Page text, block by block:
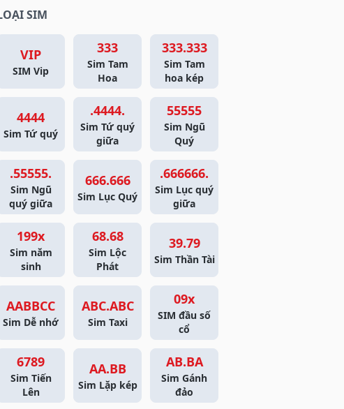
SIM
VIP
SIM Vip
333
Sim Tam
Hoa
333.333
Sim Tam
hoa kép
4444
Sim Tứ quý
.4444.
Sim Tứ quý
giữa
55555
Sim Ngũ
Quý
.55555.
Sim Ngũ
quý giữa
666.666
Sim Lục Quý
.666666.
Sim Lục quý
giữa
199x
Sim năm
sinh
68.68
Sim Lộc
Phát
39.79
Sim Thần Tài
AABBCC
Sim Dễ nhớ
ABC.ABC
Sim Taxi
09x
SIM đầu số
cổ
6789
Sim Tiến
Lên
AA.BB
Sim Lặp kép
AB.BA
Sim Gánh
đảo